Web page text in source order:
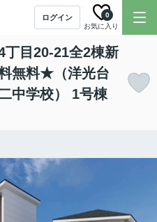
ログイン
お気に入り
0
丁目20-21全2棟新
無料★（洋光台
中学校） 1号棟